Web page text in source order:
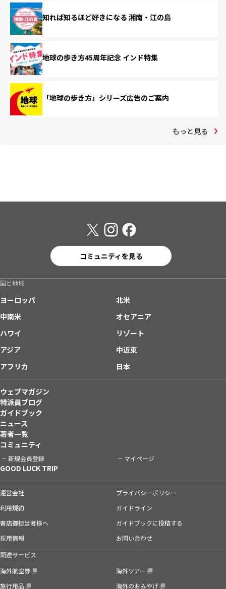
知れば知るほど好きになる 湘南・江の島
地球の歩き方45周年記念 インド特集
「地球の歩き方」シリーズ広告のご案内
もっと見る
コミュニティを見る
国と地域
ヨーロッパ
北米
中南米
オセアニア
ハワイ
リゾート
アジア
中近東
アフリカ
日本
ウェブマガジン
特派員ブログ
ガイドブック
ニュース
著者一覧
コミュニティ
新規会員登録 マイページ
GOOD LUCK TRIP
運営会社
プライバシーポリシー
利用規約
ガイドライン
書店御担当者様へ
ガイドブックに投稿する
採用情報
お問い合わせ
関連サービス
海外航空券
海外ツアー
旅行用品
海外のおみやげ